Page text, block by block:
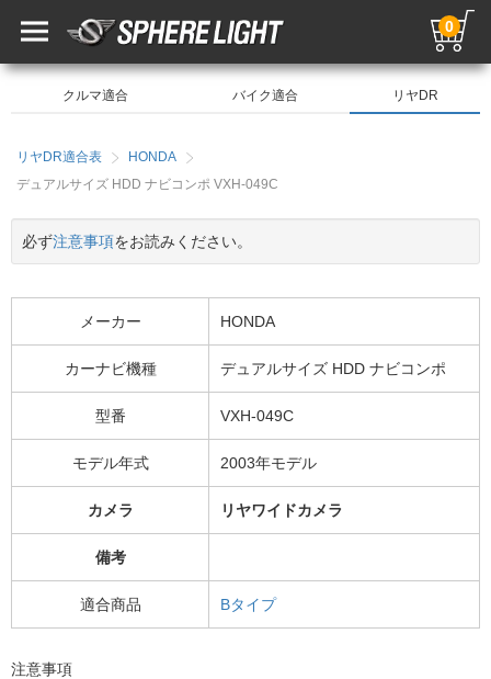
0
クルマ適合 バイク適合 リヤDR
リヤDR適合表
HONDA
デュアルサイズ HDD ナビコンポ VXH-049C
必ず注意事項をお読みください。
メーカー HONDA
カーナビ機種 デュアルサイズ HDD ナビコンポ
型番 VXH-049C
モデル年式 2003年モデル
カメラ リヤワイドカメラ
備考
適合商品 Bタイプ
注意事項